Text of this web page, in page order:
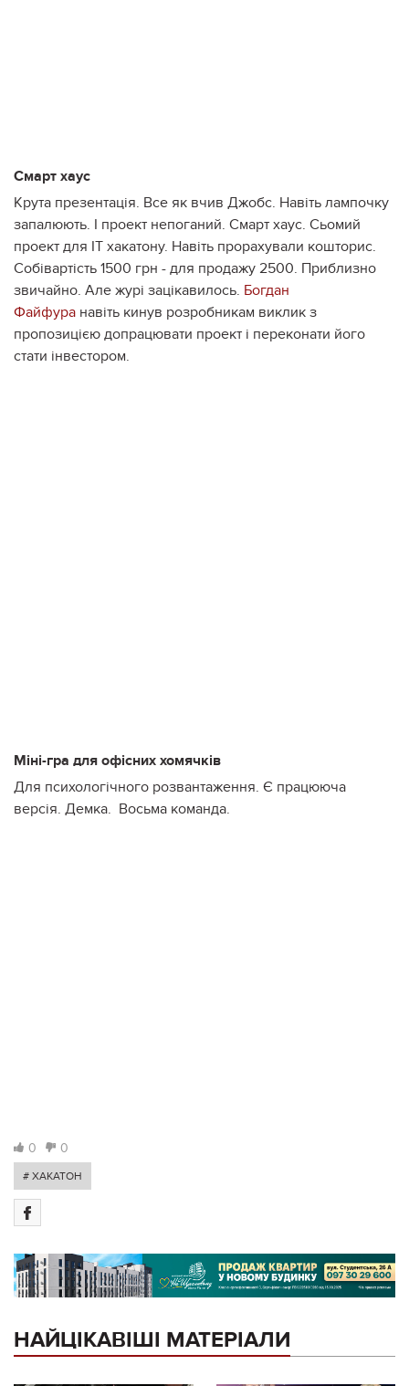
Смарт хаус
Крута презентація. Все як вчив Джобс. Навіть лампочку
запалюють. І проект непоганий. Смарт хаус. Сьомий
проект для IT хакатону. Навіть прорахували кошторис.
Собівартість 1500 грн - для продажу 2500. Приблизно
звичайно. Але журі зацікавилось. Богдан
Файфура навіть кинув розробникам виклик з
пропозицією допрацювати проект і переконати його
стати інвестором.
Міні-гра для офісних хомячків
Для психологічного розвантаження. Є працююча
версія. Демка. Восьма команда.
0 0
# ХАКАТОН
НАЙЦІКАВІШІ МАТЕРІАЛИ